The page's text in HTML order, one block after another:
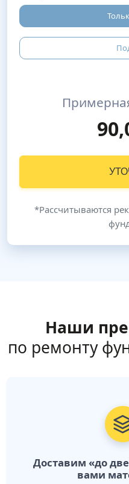
*Рассчитываются
Наши
по ремонту
Доставим «до
вами